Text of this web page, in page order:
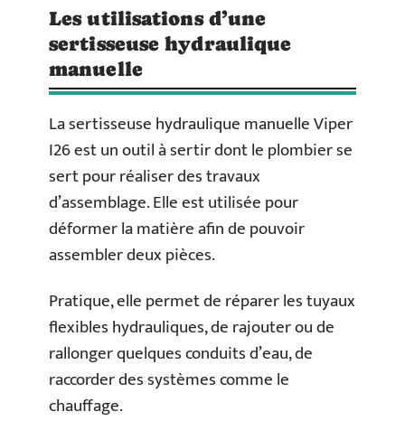
Les utilisations d’une
sertisseuse hydraulique
manuelle
La sertisseuse hydraulique manuelle Viper
I26 est un outil à sertir dont le plombier se
sert pour réaliser des travaux
d’assemblage. Elle est utilisée pour
déformer la matière afin de pouvoir
assembler deux pièces.
Pratique, elle permet de réparer les tuyaux
flexibles hydrauliques, de rajouter ou de
rallonger quelques conduits d’eau, de
raccorder des systèmes comme le
chauffage.